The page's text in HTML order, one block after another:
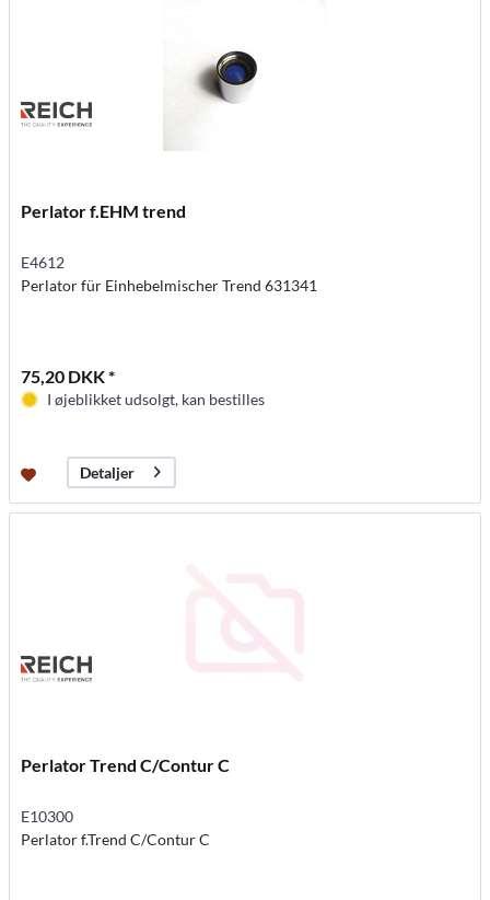
Perlator f.EHM trend
E4612
Perlator für Einhebelmischer Trend 631341
75,20 DKK *
I øjeblikket udsolgt, kan bestilles
Detaljer
Perlator Trend C/Contur C
E10300
Perlator f.Trend C/Contur C